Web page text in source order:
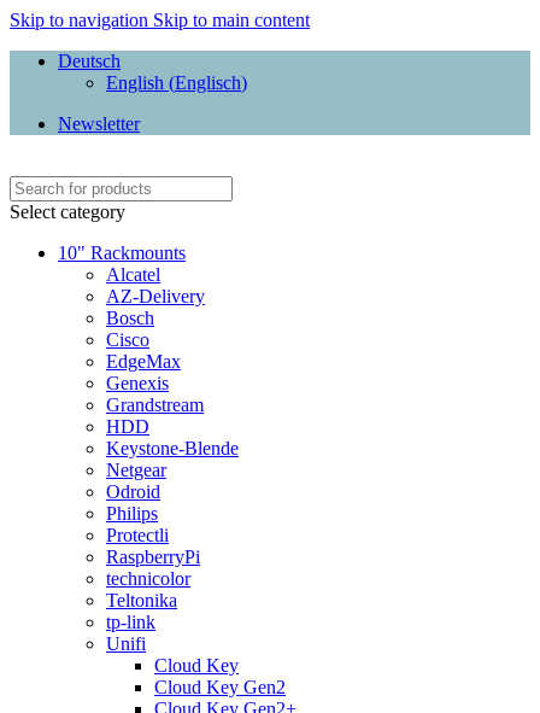
Skip to navigation Skip to main content
Deutsch
English (Englisch)
Newsletter
Select category
10" Rackmounts
Alcatel
AZ-Delivery
Bosch
Cisco
EdgeMax
Genexis
Grandstream
HDD
Keystone-Blende
Netgear
Odroid
Philips
Protectli
RaspberryPi
technicolor
Teltonika
tp-link
Unifi
Cloud Key
Cloud Key Gen2
Cloud Key Gen2+